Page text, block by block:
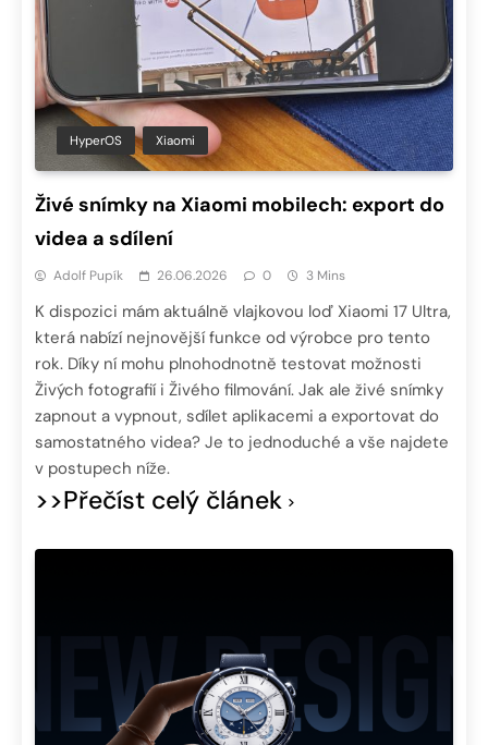
HyperOS Xiaomi
Živé snímky na Xiaomi mobilech: export do
videa a sdílení
Adolf Pupík 26.06.2026 0 3 Mins
K dispozici mám aktuálně vlajkovou loď Xiaomi 17 Ultra,
která nabízí nejnovější funkce od výrobce pro tento
rok. Díky ní mohu plnohodnotně testovat možnosti
Živých fotografií i Živého filmování. Jak ale živé snímky
zapnout a vypnout, sdílet aplikacemi a exportovat do
samostatného videa? Je to jednoduché a vše najdete
v postupech níže.
>>Přečíst celý článek